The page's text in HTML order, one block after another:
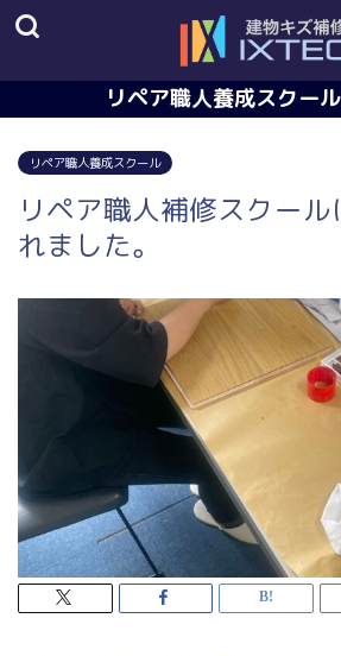
リペア職人養成スクー
リペア職人養成スクール
リペア職人補修スクー
れました。